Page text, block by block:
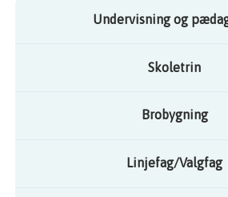
Undervisning og
Skoletrin
Brobygning
Linjefag/Valgfag